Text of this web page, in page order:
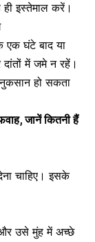
इस्तेमाल करें।
एक घंटे बाद या
में जमे न रहें।
नुकसान हो सकता
जानें कितनी हैं
चाहिए। इसके
उसे मुंह में अच्छे